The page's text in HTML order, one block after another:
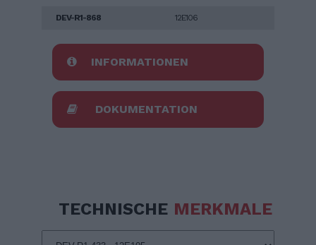
DEV-R1-868 12E106
INFORMATIONEN
DOKUMENTATION
TECHNISCHE MERKMALE